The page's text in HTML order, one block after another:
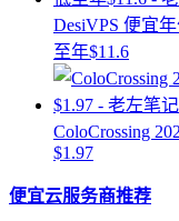
DesiVPS 便宜
至年$11.6
ColoCrossing
$1.97
便宜云服务商推荐